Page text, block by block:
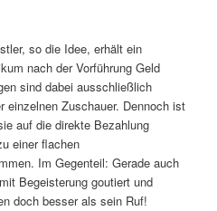
so die Idee, erhält ein
nach der Vorführung Geld
sind dabei ausschließlich
einzelnen Zuschauer. Dennoch ist
auf die direkte Bezahlung
einer flachen
Im Gegenteil: Gerade auch
Begeisterung goutiert und
doch besser als sein Ruf!